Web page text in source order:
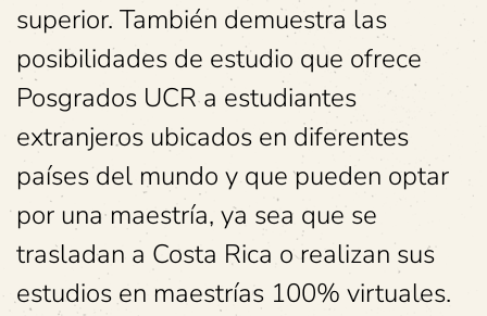
superior. También demuestra las
posibilidades de estudio que ofrece
Posgrados UCR a estudiantes
extranjeros ubicados en diferentes
países del mundo y que pueden optar
por una maestría, ya sea que se
trasladan a Costa Rica o realizan sus
estudios en maestrías 100% virtuales.